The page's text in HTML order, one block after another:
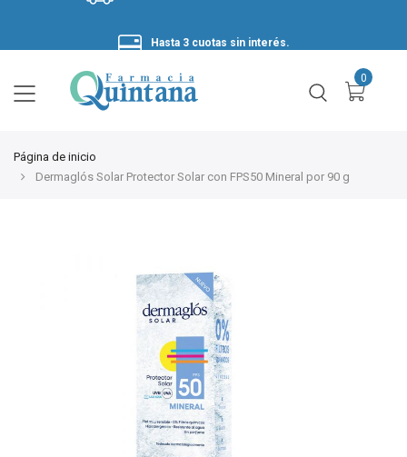
Página de inicio
Dermaglós Solar Protector Solar con FPS50 Mineral por 90 g